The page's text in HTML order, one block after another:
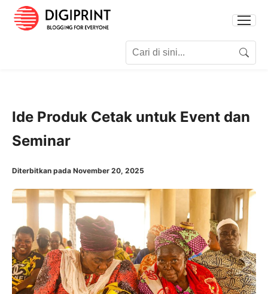
Search
Ide Produk Cetak untuk Event dan
Seminar
Diterbitkan pada November 20, 2025